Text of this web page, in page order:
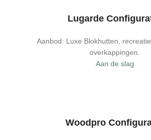
Lugarde
Aanbod: Luxe Blokhutten,
overkappingen.
Aan de slag
Woodpro